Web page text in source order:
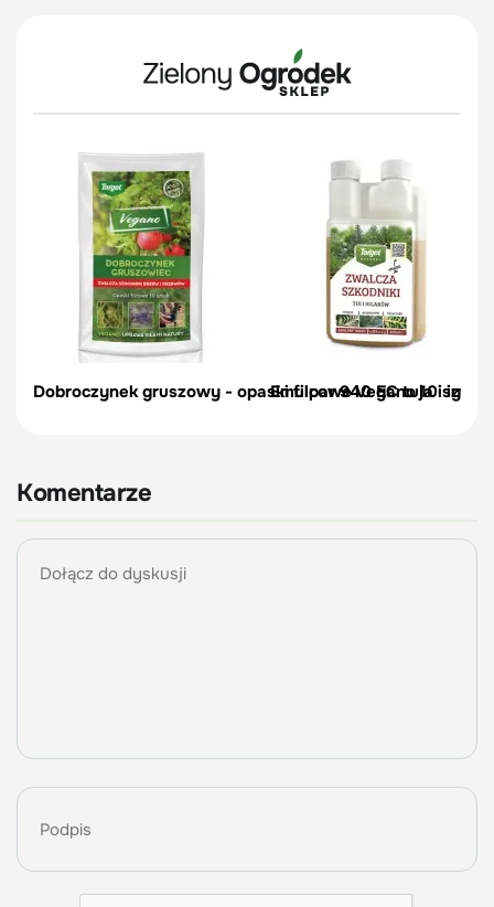
Dobroczynek gruszowy - opaski filcowe Vegano 10 szt.
Emulpar 940 EC tuja i iglaki
Komentarze